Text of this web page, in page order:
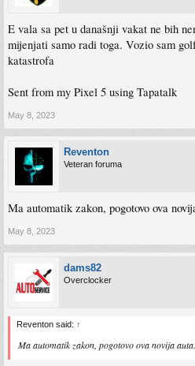
E vala sa pet u današnji vakat ne bih
mijenjati samo radi toga. Vozio sam
katastrofa
Sent from my Pixel 5 using Tapatalk
May 8, 2023
Reventon
Veteran foruma
Ma automatik zakon, pogotovo ova
May 8, 2023
dams82
Overclocker
Reventon said: ↑
Ma automatik zakon, pogotovo ova novija auta.